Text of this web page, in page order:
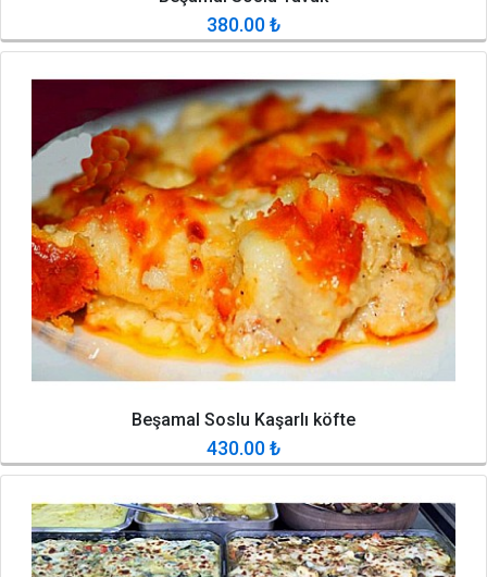
380.00₺
Beşamal Soslu Kaşarlı köfte
430.00₺